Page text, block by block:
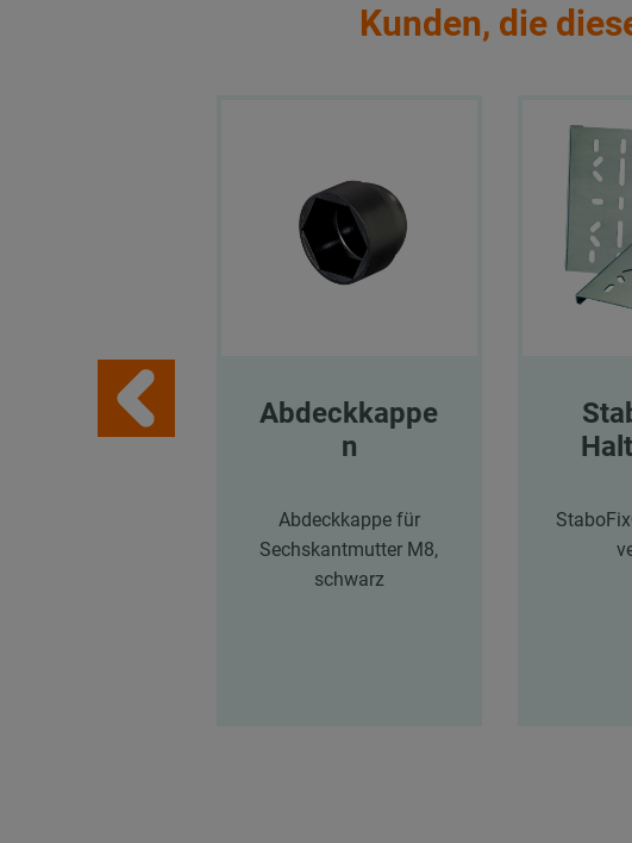
Kunden, die
Abdeckkappe
n
Abdeckkappe für
Sechskantmutter M8,
schwarz